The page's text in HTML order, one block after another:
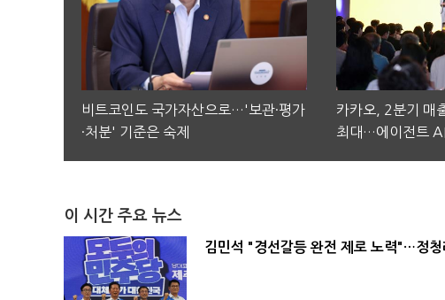
비트코인도 국가자산으로…'보관·평가
·처분' 기준은 숙제
카카오, 2분기 매
최대…에이전트
이 시간 주요 뉴스
김민석 "경선갈등 완전 제로 노력"…정